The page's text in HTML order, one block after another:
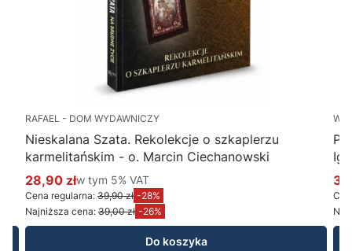
RAFAEL - DOM WYDAWNICZY
Nieskalana Szata. Rekolekcje o szkaplerzu
karmelitańskim - o. Marcin Ciechanowski
Cena promocyjna brutto
28,90 złw tym %s VAT
w tym 5% VAT
Cena regularna: 39,90 zł -28%
Najniższa cena: 39,00 zł -26%
Do koszyka